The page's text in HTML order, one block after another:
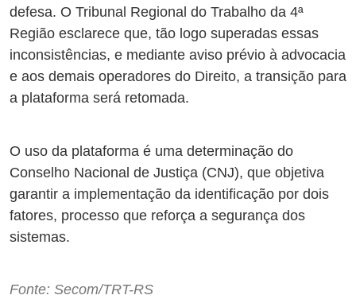
defesa. O Tribunal Regional do Trabalho da 4ª
Região esclarece que, tão logo superadas essas
inconsistências, e mediante aviso prévio à advocacia
e aos demais operadores do Direito, a transição para
a plataforma será retomada.
O uso da plataforma é uma determinação do
Conselho Nacional de Justiça (CNJ), que objetiva
garantir a implementação da identificação por dois
fatores, processo que reforça a segurança dos
sistemas.
Fonte: Secom/TRT-RS